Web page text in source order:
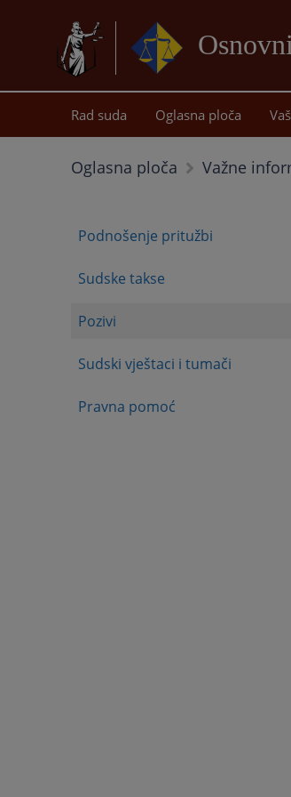
Rad suda Oglasna ploča
Oglasna ploča Važne
Podnošenje pritužbi
Sudske takse
Pozivi
Sudski vještaci i tumači
Pravna pomoć